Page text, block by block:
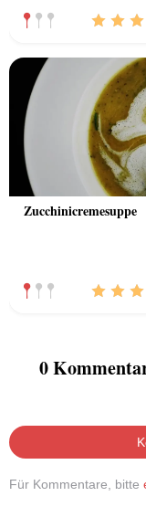
Zucchinicremesuppe
0
Für Kommentare, bitte